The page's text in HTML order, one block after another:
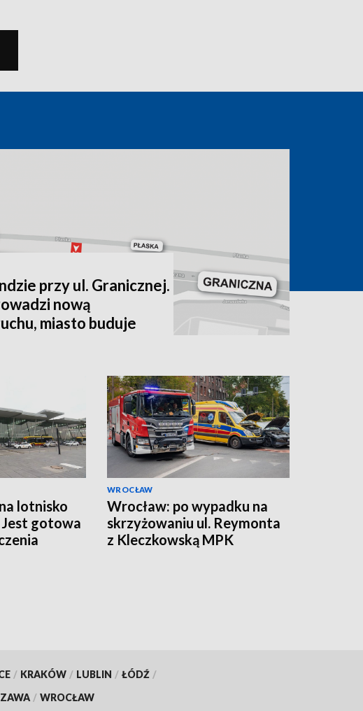
przy ul. Granicznej.
nową
miasto buduje
lotnisko
gotowa
WROCŁAW
Wrocław: po wypadku na
skrzyżowaniu ul. Reymonta
z Kleczkowską MPK
/ KRAKÓW / LUBLIN / ŁÓDŹ /
/ WROCŁAW